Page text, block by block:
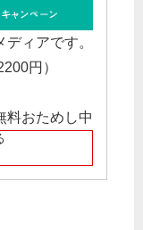
ィアです。
円）
料おためし中